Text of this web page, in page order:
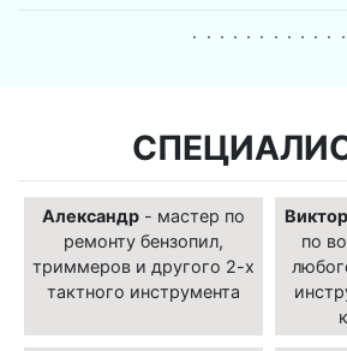
Александр - мастер по
ремонту бензопил,
триммеров и другого 2-х
тактного инструмента
Виктор
по